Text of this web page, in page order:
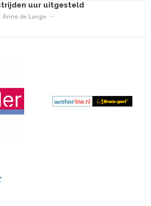
uur uitgesteld
Anne de Lange